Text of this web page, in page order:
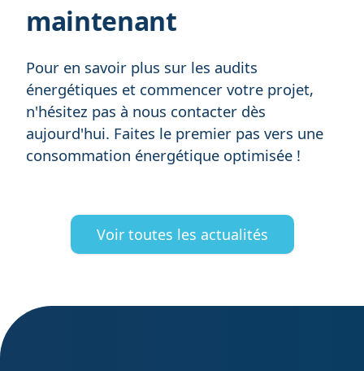
maintenant
Pour en savoir plus sur les audits
énergétiques et commencer votre projet,
n'hésitez pas à nous contacter dès
aujourd'hui. Faites le premier pas vers une
consommation énergétique optimisée !
Voir toutes les actualités